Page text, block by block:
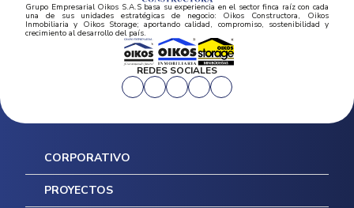
Grupo Empresarial Oikos S.A.S basa su experiencia en el sector finca raíz con cada
una de sus unidades estratégicas de negocio: Oikos Constructora, Oikos
Inmobiliaria y Oikos Storage; aportando calidad, compromiso, sostenibilidad y
crecimiento al desarrollo del país.
REDES SOCIALES
CORPORATIVO
Inicio
PROYECTOS